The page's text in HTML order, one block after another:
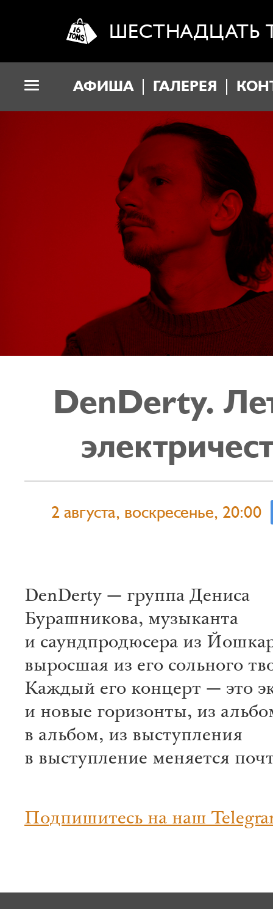
ШЕСТНАДЦАТЬ
АФИША ГАЛЕРЕЯ
DenDerty.
2 августа, воскресенье, 20:00
DenDerty — группа Дениса
Бурашникова, музыканта
и саундпродюсера из
выросшая из его сольного
Каждый его концерт — это
и новые горизонты, из
в альбом, из выступления
в выступление меняется
Подпишитесь на наш